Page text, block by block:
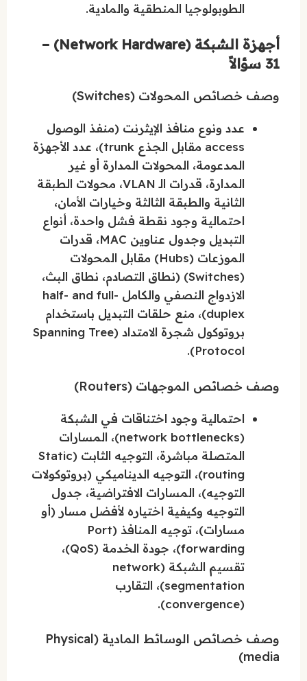
الطوبولوجيا المنطقية والمادية.
أجهزة الشبكة (Network Hardware) –
31 سؤالاً
وصف خصائص المحولات (Switches)
عدد ونوع منافذ الإيثرنت (منفذ الوصول
access مقابل الجذع trunk)، عدد الأجهزة
المدعومة، المحولات المدارة أو غير
المدارة، قدرات الـ VLAN، محولات الطبقة
الثانية والطبقة الثالثة وخيارات الأمان،
احتمالية وجود نقطة فشل واحدة، أنواع
التبديل وجدول عناوين MAC، قدرات
الموزعات (Hubs) مقابل المحولات
(Switches) (نطاق التصادم، نطاق البث،
الازدواج النصفي والكامل half- and full-
duplex)، منع حلقات التبديل باستخدام
بروتوكول شجرة الامتداد (Spanning Tree
Protocol).
وصف خصائص الموجهات (Routers)
احتمالية وجود اختناقات في الشبكة
(network bottlenecks)، المسارات
المتصلة مباشرة، التوجيه الثابت (Static
routing)، التوجيه الديناميكي (بروتوكولات
التوجيه)، المسارات الافتراضية، جدول
التوجيه وكيفية اختياره لأفضل مسار (أو
مسارات)، توجيه المنافذ (Port
forwarding)، جودة الخدمة (QoS)،
تقسيم الشبكة (network
segmentation)، التقارب
(convergence).
وصف خصائص الوسائط المادية (Physical
media)